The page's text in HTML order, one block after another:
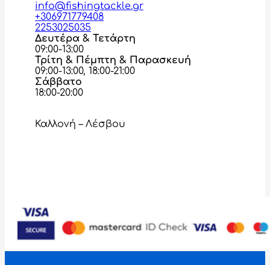
info@fishingtackle.gr
+306971779408
2253025035
Δευτέρα & Τετάρτη
09:00-13:00
Τρίτη & Πέμπτη & Παρασκευή
09:00-13:00, 18:00-21:00
Σάββατο
18:00-20:00
Καλλονή – Λέσβου